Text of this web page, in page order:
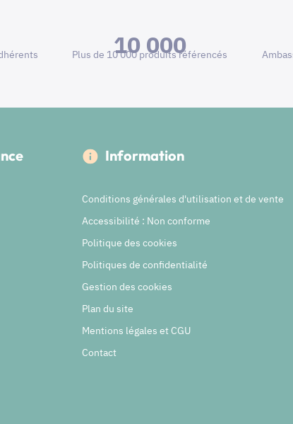
10 000
Plus de 10 000 produits référencés
Information
Conditions générales d'utilisation et de vente
Accessibilité : Non conforme
Politique des cookies
Politiques de confidentialité
Gestion des cookies
Plan du site
Mentions légales et CGU
Contact